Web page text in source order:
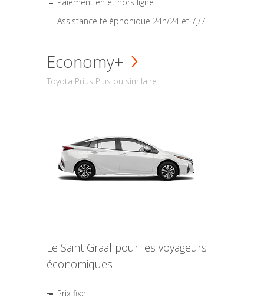
Assistance téléphonique 24h/24 et 7j/7
Economy+
Toyota Prius Plus ou similaire
Le Saint Graal pour les voyageurs
économiques
Prix fixe